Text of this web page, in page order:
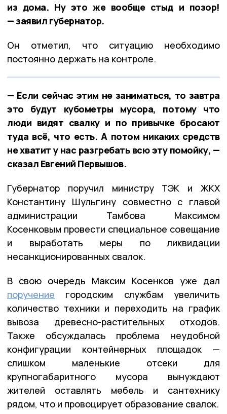
из дома. Ну это же вообще стыд и позор!
— заявил губернатор.
Он отметил, что ситуацию необходимо
постоянно держать на контроле.
— Если сейчас этим не заниматься, то завтра
это будут кубометры мусора, потому что
люди видят свалку и по привычке бросают
туда всё, что есть. А потом никаких средств
не хватит у нас разгребать всю эту помойку, —
сказал Евгений Первышов.
Губернатор поручил министру ТЭК и ЖКХ
Константину Шульгину совместно с главой
администрации Тамбова Максимом
Косенковым провести специальное совещание
и выработать меры по ликвидации
несанкционированных свалок.
В свою очередь Максим Косенков уже дал
поручение городским службам увеличить
количество техники и переходить на график
вывоза древесно-растительных отходов.
Также обсуждалась проблема неудобной
конфигурации контейнерных площадок —
слишком маленькие отсеки для
крупногабаритного мусора вынуждают
жителей оставлять мебель и сантехнику
рядом, что и провоцирует образование свалок.